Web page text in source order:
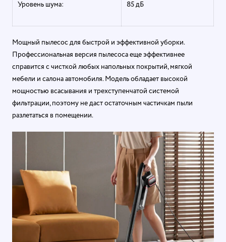
Уровень шума: 85 дБ
Мощный пылесос для быстрой и эффективной уборки.
Профессиональная версия пылесоса еще эффективнее
справится с чисткой любых напольных покрытий, мягкой
мебели и салона автомобиля. Модель обладает высокой
мощностью всасывания и трехступенчатой системой
фильтрации, поэтому не даст остаточным частичкам пыли
разлетаться в помещении.